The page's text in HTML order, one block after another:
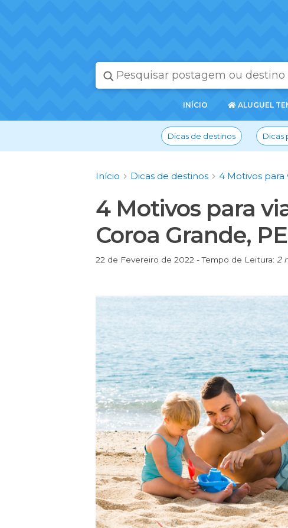
PÁGINA
INÍCIO ALUGUEL
Dicas de destinos Dicas
Início Dicas de destinos 4 Motivos para
4 Motivos para
Coroa Grande, PE
22 de Fevereiro de 2022 - Tempo de Leitura: 2